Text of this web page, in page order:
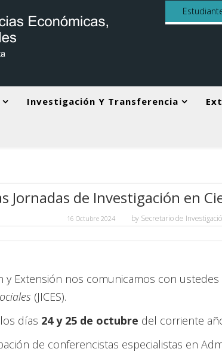
Investigación Y Transferencia
Jornadas de Investigación en
16 Octubre 2024 by Secretario de
y Extensión nos comunicamos con
(JICES).
días 24 y 25 de octubre del corriente
de conferencistas especialistas en